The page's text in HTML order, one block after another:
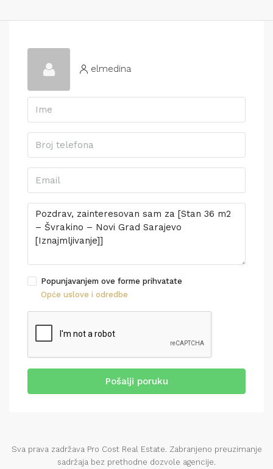
elmedina
Popunjavanjem ove forme prihvatate
Opće uslove i odredbe
Pošalji poruku
Sva prava zadržava Pro Cost Real Estate. Zabranjeno preuzimanje
sadržaja bez prethodne dozvole agencije.